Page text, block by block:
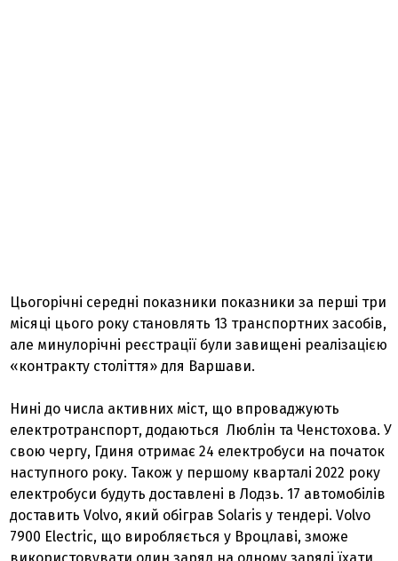
Цьогорічні середні показники показники за перші три
місяці цього року становлять 13 транспортних засобів,
але минулорічні реєстрації були завищені реалізацією
«контракту століття» для Варшави.
Нині до числа активних міст, що впроваджують
електротранспорт, додаються Люблін та Ченстохова. У
свою чергу, Гдиня отримає 24 електробуси на початок
наступного року. Також у першому кварталі 2022 року
електробуси будуть доставлені в Лодзь. 17 автомобілів
доставить Volvo, який обіграв Solaris у тендері. Volvo
7900 Electric, що виробляється у Вроцлаві, зможе